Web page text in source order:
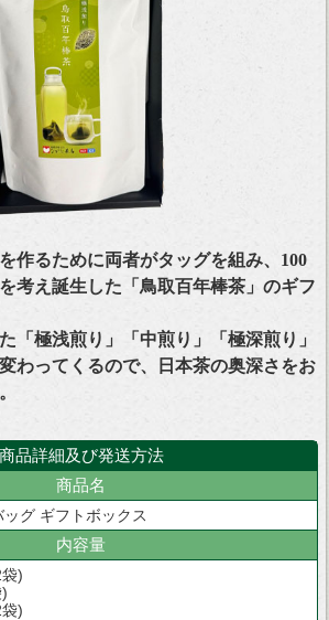
作るために両者がタッグを組み、100
考え誕生した「鳥取百年棒茶」のギフ
「極浅煎り」「中煎り」「極深煎り」
わってくるので、日本茶の奥深さをお
商品詳細及び発送方法
商品名
グ ギフトボックス
内容量
)
)